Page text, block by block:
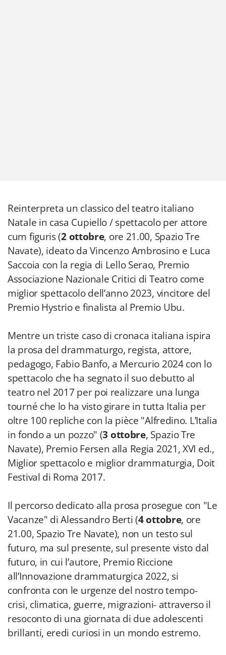
Reinterpreta un classico del teatro italiano
Natale in casa Cupiello / spettacolo per attore
cum figuris (2 ottobre, ore 21.00, Spazio Tre
Navate), ideato da Vincenzo Ambrosino e Luca
Saccoia con la regia di Lello Serao, Premio
Associazione Nazionale Critici di Teatro come
miglior spettacolo dell’anno 2023, vincitore del
Premio Hystrio e finalista al Premio Ubu.
Mentre un triste caso di cronaca italiana ispira
la prosa del drammaturgo, regista, attore,
pedagogo, Fabio Banfo, a Mercurio 2024 con lo
spettacolo che ha segnato il suo debutto al
teatro nel 2017 per poi realizzare una lunga
tourné che lo ha visto girare in tutta Italia per
oltre 100 repliche con la pièce "Alfredino. L’Italia
in fondo a un pozzo" (3 ottobre, Spazio Tre
Navate), Premio Fersen alla Regia 2021, XVI ed.,
Miglior spettacolo e miglior drammaturgia, Doit
Festival di Roma 2017.
Il percorso dedicato alla prosa prosegue con "Le
Vacanze" di Alessandro Berti (4 ottobre, ore
21.00, Spazio Tre Navate), non un testo sul
futuro, ma sul presente, sul presente visto dal
futuro, in cui l’autore, Premio Riccione
all’Innovazione drammaturgica 2022, si
confronta con le urgenze del nostro tempo-
crisi, climatica, guerre, migrazioni- attraverso il
resoconto di una giornata di due adolescenti
brillanti, eredi curiosi in un mondo estremo.